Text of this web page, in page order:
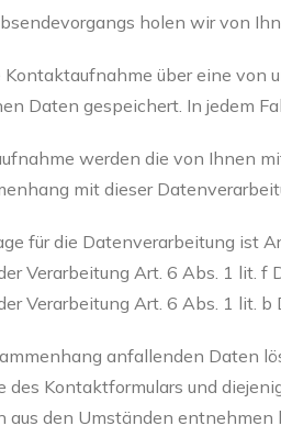
holen wir von
über eine von
Daten gespeichert. In jedem
werden die von Ihnen
mit dieser
für die Datenverarbeitung ist
Verarbeitung Art. 6 Abs. 1 lit.
Verarbeitung Art. 6 Abs. 1 lit. b
anfallenden Daten
des Kontaktformulars und
aus den Umständen